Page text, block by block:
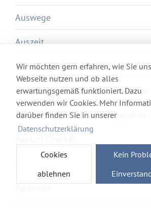
Wir möchten gern erfahren, wie Sie
Webseite nutzen und ob alles
erwartungsgemäß funktioniert. Dazu
verwenden wir Cookies. Mehr
darüber finden Sie in unserer
Datenschutzerklärung
Cookies
ablehnen
Kein
Auswege
Auszeit
Autobahn Ost
Awake2Paradise – Ein Reiseführer
Away we go – Auf nach Irgendwo
Ayurveda